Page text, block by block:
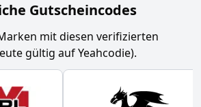
Gutscheincodes
mit diesen verifizierten
gültig auf Yeahcodie).